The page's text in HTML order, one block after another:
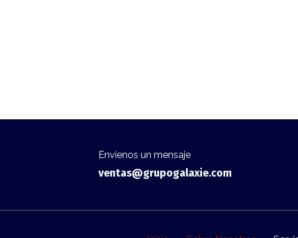
Envíenos un mensaje
ventas@grupogalaxie.com